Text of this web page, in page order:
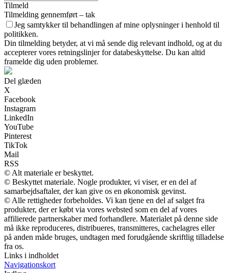
Tilmeld
Tilmelding gennemført – tak
Jeg samtykker til behandlingen af mine oplysninger i henhold til
politikken.
Din tilmelding betyder, at vi må sende dig relevant indhold, og at du
accepterer vores retningslinjer for databeskyttelse. Du kan altid
framelde dig uden problemer.
Del glæden
X
Facebook
Instagram
LinkedIn
YouTube
Pinterest
TikTok
Mail
RSS
© Alt materiale er beskyttet.
© Beskyttet materiale. Nogle produkter, vi viser, er en del af
samarbejdsaftaler, der kan give os en økonomisk gevinst.
© Alle rettigheder forbeholdes. Vi kan tjene en del af salget fra
produkter, der er købt via vores websted som en del af vores
affilierede partnerskaber med forhandlere. Materialet på denne side
må ikke reproduceres, distribueres, transmitteres, cachelagres eller
på anden måde bruges, undtagen med forudgående skriftlig tilladelse
fra os.
Links i indholdet
Navigationskort